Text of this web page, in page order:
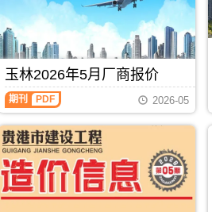
兰
县、
巴
马
县、
凤
山
县.，
用
于
河
池
工
程
息
价
包
含
区
域：
贵
港
市、
桂
平
市、
南
息）
期
刊，
由
北
海
市
建
设
工
程
造
价
信
息
玉林2026年5月厂商报价
玉
林
年
5
月
厂
商
报
期刊 PDF 2026-05